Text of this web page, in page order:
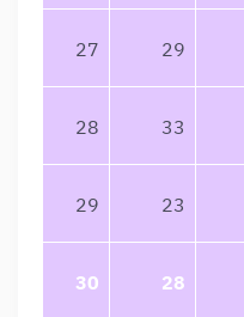
27 29
28 33
29 23
30 28